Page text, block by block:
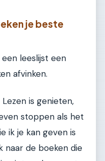
je beste
leeslijst een
afvinken.
is genieten,
stoppen als het
ik je kan geven is
naar de boeken die